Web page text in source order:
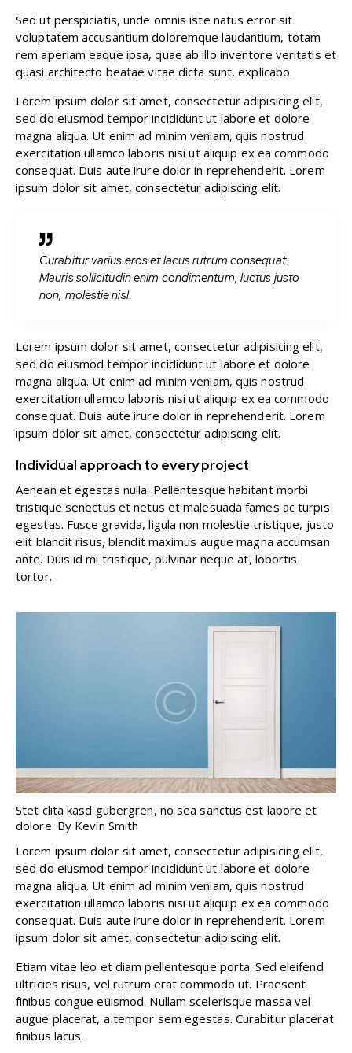
Sed ut perspiciatis, unde omnis iste natus error sit
voluptatem accusantium doloremque laudantium, totam
rem aperiam eaque ipsa, quae ab illo inventore veritatis et
quasi architecto beatae vitae dicta sunt, explicabo.
Lorem ipsum dolor sit amet, consectetur adipisicing elit,
sed do eiusmod tempor incididunt ut labore et dolore
magna aliqua. Ut enim ad minim veniam, quis nostrud
exercitation ullamco laboris nisi ut aliquip ex ea commodo
consequat. Duis aute irure dolor in reprehenderit. Lorem
ipsum dolor sit amet, consectetur adipiscing elit.
Curabitur varius eros et lacus rutrum consequat.
Mauris sollicitudin enim condimentum, luctus justo
non, molestie nisl.
Lorem ipsum dolor sit amet, consectetur adipisicing elit,
sed do eiusmod tempor incididunt ut labore et dolore
magna aliqua. Ut enim ad minim veniam, quis nostrud
exercitation ullamco laboris nisi ut aliquip ex ea commodo
consequat. Duis aute irure dolor in reprehenderit. Lorem
ipsum dolor sit amet, consectetur adipiscing elit.
Individual approach to every project
Aenean et egestas nulla. Pellentesque habitant morbi
tristique senectus et netus et malesuada fames ac turpis
egestas. Fusce gravida, ligula non molestie tristique, justo
elit blandit risus, blandit maximus augue magna accumsan
ante. Duis id mi tristique, pulvinar neque at, lobortis
tortor.
Stet clita kasd gubergren, no sea sanctus est labore et
dolore. By Kevin Smith
Lorem ipsum dolor sit amet, consectetur adipisicing elit,
sed do eiusmod tempor incididunt ut labore et dolore
magna aliqua. Ut enim ad minim veniam, quis nostrud
exercitation ullamco laboris nisi ut aliquip ex ea commodo
consequat. Duis aute irure dolor in reprehenderit. Lorem
ipsum dolor sit amet, consectetur adipiscing elit.
Etiam vitae leo et diam pellentesque porta. Sed eleifend
ultricies risus, vel rutrum erat commodo ut. Praesent
finibus congue euismod. Nullam scelerisque massa vel
augue placerat, a tempor sem egestas. Curabitur placerat
finibus lacus.